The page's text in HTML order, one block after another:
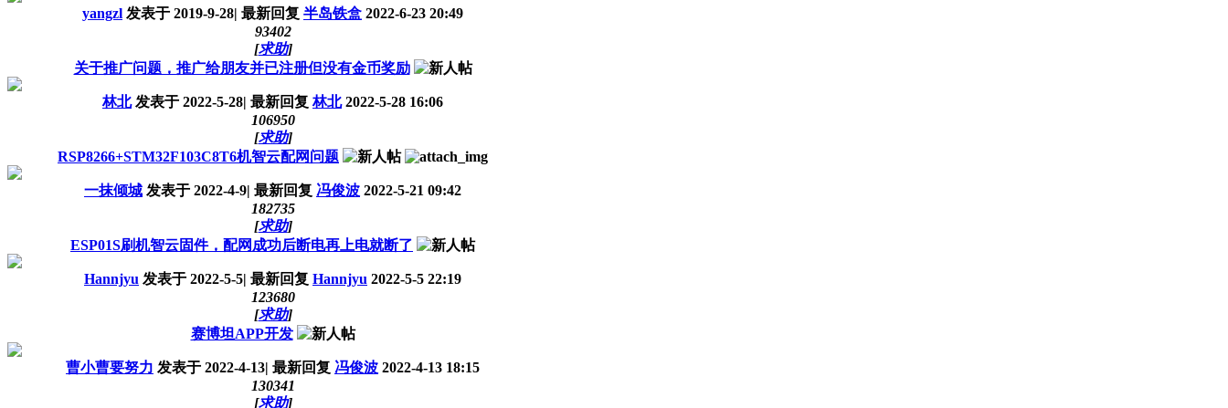
yangzl 发表于 2019-9-28| 最新回复 半岛铁盒 2022-6-23 20:49
93402
[求助]
关于推广问题，推广给朋友并已注册但没有金币奖励
林北发表于 2022-5-28| 最新回复林北2022-5-28 16:06
106950
[求助]
RSP8266+STM32F103C8T6机智云配网问题
一抹倾城 发表于 2022-4-9| 最新回复 冯俊波 2022-5-21 09:42
182735
[求助]
ESP01S刷机智云固件，配网成功后断电再上电就断了
Hannjyu 发表于 2022-5-5| 最新回复 Hannjyu 2022-5-5 22:19
123680
[求助]
赛博坦APP开发
曹小曹要努力 发表于 2022-4-13| 最新回复 冯俊波 2022-4-13 18:15
130341
[求助]